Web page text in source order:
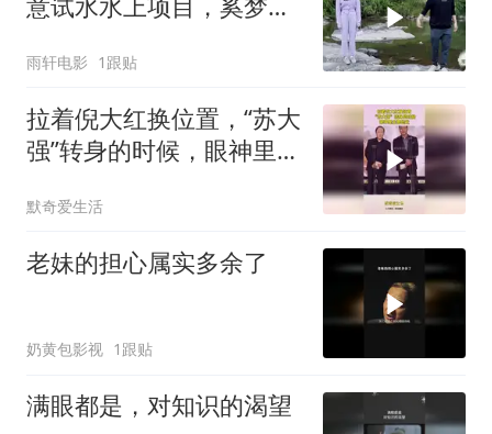
意试水水上项目，奚梦瑶
雨轩电影 1跟贴
拉着倪大红换位置，“苏大
强”转身的时候，眼神里全
默奇爱生活
老妹的担心属实多余了
奶黄包影视 1跟贴
满眼都是，对知识的渴望